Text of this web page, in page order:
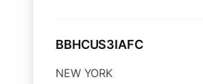
BBHCUS3IAFC
NEW YORK